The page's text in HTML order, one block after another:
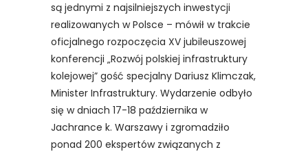
są jednymi z najsilniejszych inwestycji
realizowanych w Polsce – mówił w trakcie
oficjalnego rozpoczęcia XV jubileuszowej
konferencji „Rozwój polskiej infrastruktury
kolejowej” gość specjalny Dariusz Klimczak,
Minister Infrastruktury. Wydarzenie odbyło
się w dniach 17-18 października w
Jachrance k. Warszawy i zgromadziło
ponad 200 ekspertów związanych z